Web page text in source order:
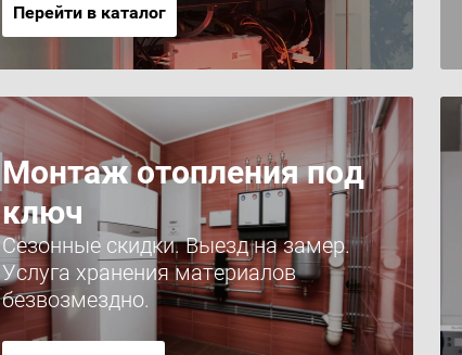
Перейти в каталог
Монтаж отопления под
ключ
Сезонные скидки. Выезд на замер.
Услуга хранения материалов
безвозмездно.